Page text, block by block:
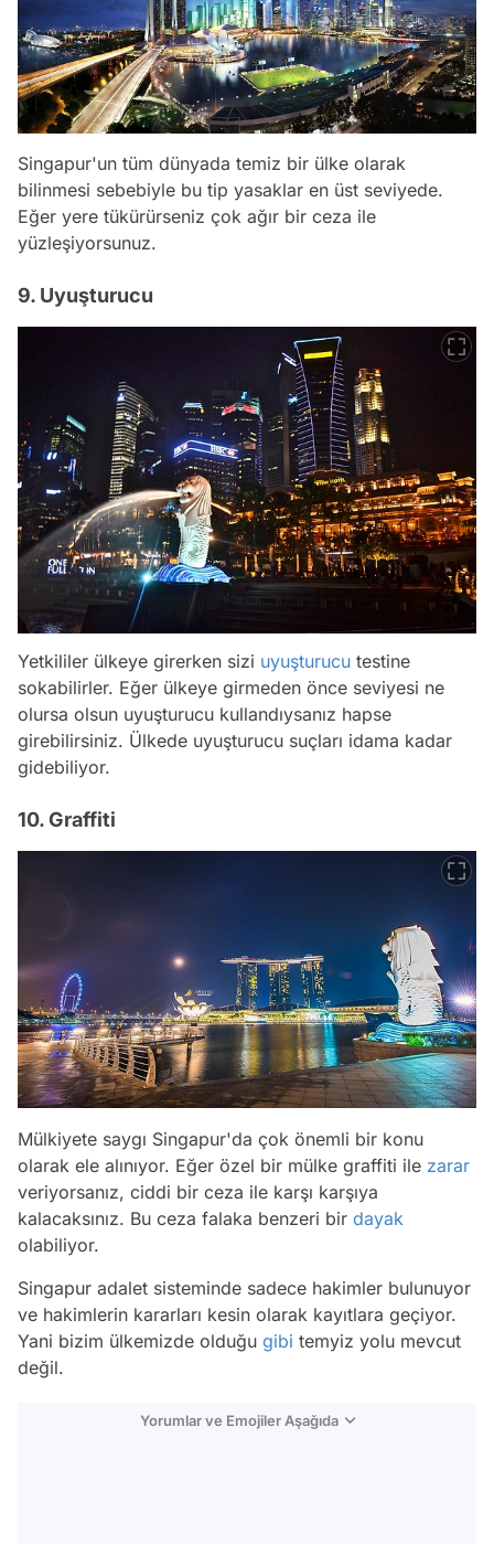
Singapur'un tüm dünyada temiz bir ülke olarak
bilinmesi sebebiyle bu tip yasaklar en üst seviyede.
Eğer yere tükürürseniz çok ağır bir ceza ile
yüzleşiyorsunuz.
9. Uyuşturucu
Yetkililer ülkeye girerken sizi uyuşturucu testine
sokabilirler. Eğer ülkeye girmeden önce seviyesi ne
olursa olsun uyuşturucu kullandıysanız hapse
girebilirsiniz. Ülkede uyuşturucu suçları idama kadar
gidebiliyor.
10. Graffiti
Mülkiyete saygı Singapur'da çok önemli bir konu
olarak ele alınıyor. Eğer özel bir mülke graffiti ile zarar
veriyorsanız, ciddi bir ceza ile karşı karşıya
kalacaksınız. Bu ceza falaka benzeri bir dayak
olabiliyor.
Singapur adalet sisteminde sadece hakimler bulunuyor
ve hakimlerin kararları kesin olarak kayıtlara geçiyor.
Yani bizim ülkemizde olduğu gibi temyiz yolu mevcut
değil.
Yorumlar ve Emojiler Aşağıda